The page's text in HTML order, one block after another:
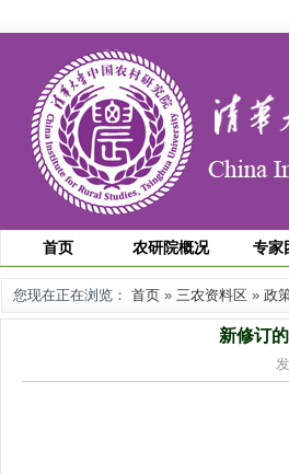
首页 农研院概况 专家
您现在正在浏览： 首页 » 三农资料区 » 政
新修订